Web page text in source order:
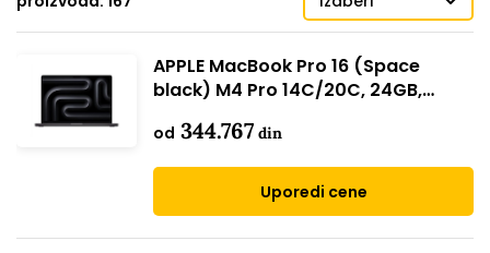
APPLE MacBook Pro 16 (Space
black) M4 Pro 14C/20C, 24GB,
od 344.767 din
Uporedi cene